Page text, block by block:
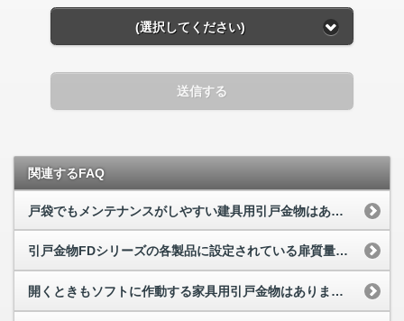
(選択してください)
送信する
関連するFAQ
戸袋でもメンテナンスがしやすい建具用引戸金物はありませんか
引戸金物FDシリーズの各製品に設定されている扉質量について
開くときもソフトに作動する家具用引戸金物はありますか